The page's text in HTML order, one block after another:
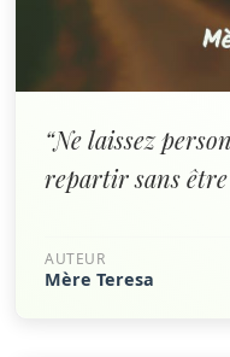
“Ne laissez
repartir sans
AUTEUR
Mère Teresa